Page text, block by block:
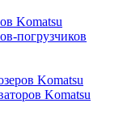
Komatsu
погрузчиков
Komatsu
Komatsu